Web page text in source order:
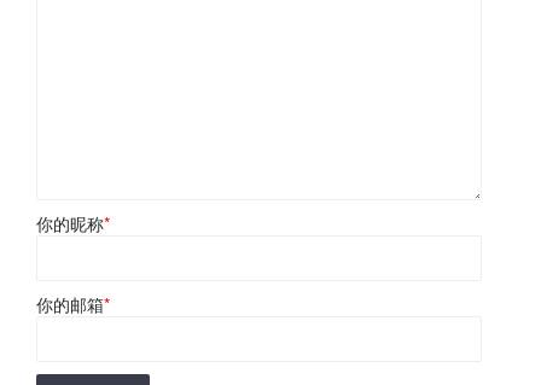
你的昵称*
你的邮箱*